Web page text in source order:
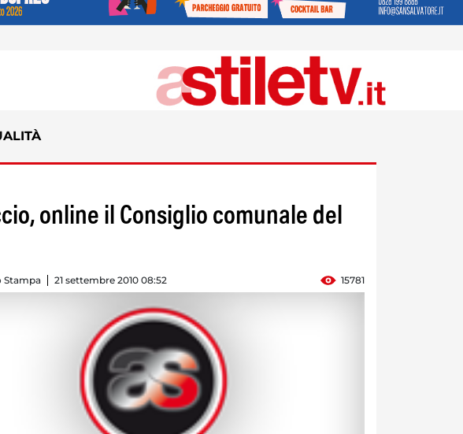
online il Consiglio comunale del
Stampa 21 settembre 2010 08:52 15781